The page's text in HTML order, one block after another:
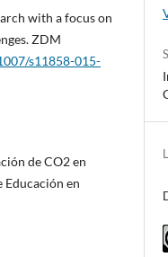
with a focus on
ZDM
s11858-015-
de CO2 en
en